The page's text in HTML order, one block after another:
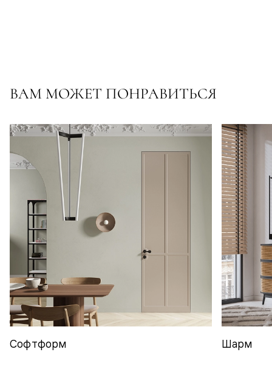
ВАМ МОЖЕТ ПОНРАВИТЬСЯ
Софтформ Шарм